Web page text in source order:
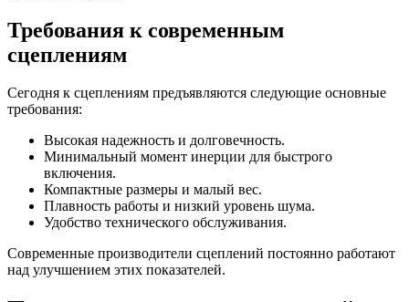
Требования к современным
сцеплениям
Сегодня к сцеплениям предъявляются следующие основные
требования:
Высокая надежность и долговечность.
Минимальный момент инерции для быстрого
включения.
Компактные размеры и малый вес.
Плавность работы и низкий уровень шума.
Удобство технического обслуживания.
Современные производители сцеплений постоянно работают
над улучшением этих показателей.